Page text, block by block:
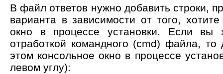
В файл ответов нужно добавить строки,
варианта в зависимости от того,
окно в процессе установки. Если вы
отработкой командного (cmd) файла, то
этом консольное окно в процессе
левом углу):